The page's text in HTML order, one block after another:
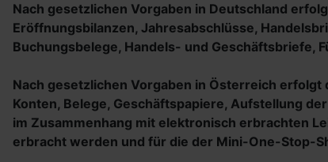
Nach gesetzlichen Vorgaben in Deutschland
Eröffnungsbilanzen, Jahresabschlüsse,
Buchungsbelege, Handels- und Geschäftsbriefe,
Nach gesetzlichen Vorgaben in Österreich
Konten, Belege, Geschäftspapiere, Aufstellung
im Zusammenhang mit elektronisch erbrachten
erbracht werden und für die der Mini-One-Stop-